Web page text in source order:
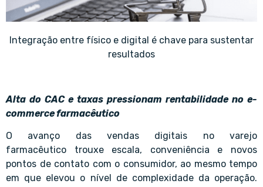
Integração entre físico e digital é chave para sustentar
resultados
Alta do CAC e taxas pressionam rentabilidade no e-
commerce farmacêutico
O avanço das vendas digitais no varejo
farmacêutico trouxe escala, conveniência e novos
pontos de contato com o consumidor, ao mesmo tempo
em que elevou o nível de complexidade da operação.